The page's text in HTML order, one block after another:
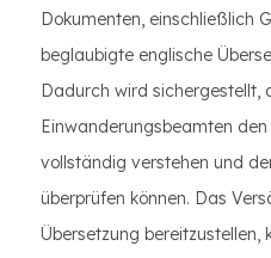
Dokumenten, einschließlich
beglaubigte englische
Dadurch wird sichergestellt,
Einwanderungsbeamten
vollständig verstehen und
überprüfen können. Das
Übersetzung bereitzustellen,